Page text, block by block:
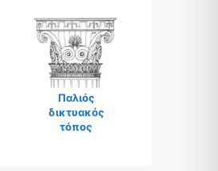
Παλιός
δικτυακός
τόπος